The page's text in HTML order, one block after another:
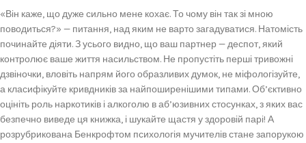
«Він каже, що дуже сильно мене кохає. То чому він так зі мною
поводиться?» — питання, над яким не варто загадуватися. Натомість
починайте діяти. З усього видно, що ваш партнер — деспот, який
контролює ваше життя насильством. Не пропустіть перші тривожні
дзвіночки, вловіть напрям його образливих думок, не міфологізуйте,
а класифікуйте кривдників за найпоширенішими типами. Об’єктивно
оцініть роль наркотиків і алкоголю в аб’юзивних стосунках, з яких вас
безпечно виведе ця книжка, і шукайте щастя у здоровій парі! А
розрубрикована Бенкрофтом психологія мучителів стане запорукою